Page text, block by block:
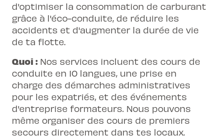
d'optimiser la consommation de carburant
grâce à l'éco-conduite, de réduire les
accidents et d'augmenter la durée de vie
de ta flotte.
Quoi : Nos services incluent des cours de
conduite en 10 langues, une prise en
charge des démarches administratives
pour les expatriés, et des événements
d'entreprise formateurs. Nous pouvons
même organiser des cours de premiers
secours directement dans tes locaux.